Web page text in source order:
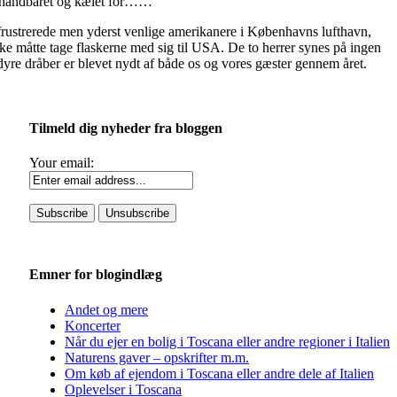
men yderst venlige amerikanere i Københavns lufthavn,
måtte tage flaskerne med sig til USA. De to herrer synes på ingen
dråber er blevet nydt af både os og vores gæster gennem året.
Tilmeld dig nyheder fra bloggen
Your email:
Emner for blogindlæg
Andet og mere
Koncerter
Når du ejer en bolig i Toscana eller andre regioner i Italien
Naturens gaver – opskrifter m.m.
Om køb af ejendom i Toscana eller andre dele af Italien
Oplevelser i Toscana